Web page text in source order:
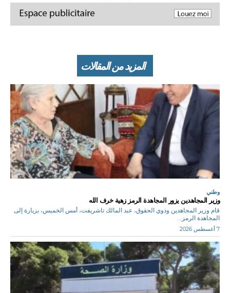
المزيد من المقالات
وطني
وزير المجاهدين يزور المجاهدة الرمز زهية خرف الله
قام وزير المجاهدين وذوي الحقوق، عبد المالك تاشريفت، أمس الخميس، بزيارة إلى
المجاهدة الرمز...
7 أغسطس 2026